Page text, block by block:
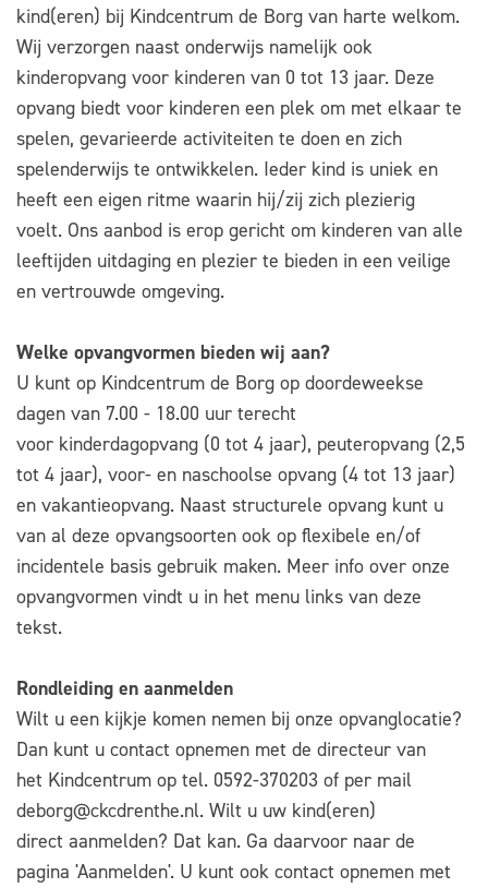
kind(eren) bij Kindcentrum de Borg van harte welkom.
Wij verzorgen naast onderwijs namelijk ook
kinderopvang voor kinderen van 0 tot 13 jaar. Deze
opvang biedt voor kinderen een plek om met elkaar te
spelen, gevarieerde activiteiten te doen en zich
spelenderwijs te ontwikkelen. Ieder kind is uniek en
heeft een eigen ritme waarin hij/zij zich plezierig
voelt. Ons aanbod is erop gericht om kinderen van alle
leeftijden uitdaging en plezier te bieden in een veilige
en vertrouwde omgeving.
Welke opvangvormen bieden wij aan?
U kunt op Kindcentrum de Borg op doordeweekse
dagen van 7.00 - 18.00 uur terecht
voor kinderdagopvang (0 tot 4 jaar), peuteropvang (2,5
tot 4 jaar), voor- en naschoolse opvang (4 tot 13 jaar)
en vakantieopvang. Naast structurele opvang kunt u
van al deze opvangsoorten ook op flexibele en/of
incidentele basis gebruik maken. Meer info over onze
opvangvormen vindt u in het menu links van deze
tekst.
Rondleiding en aanmelden
Wilt u een kijkje komen nemen bij onze opvanglocatie?
Dan kunt u contact opnemen met de directeur van
het Kindcentrum op tel. 0592-370203 of per mail
deborg@ckcdrenthe.nl. Wilt u uw kind(eren)
direct aanmelden? Dat kan. Ga daarvoor naar de
pagina 'Aanmelden'. U kunt ook contact opnemen met